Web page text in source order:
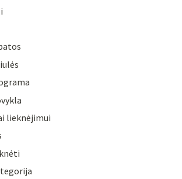
lieknėjimui